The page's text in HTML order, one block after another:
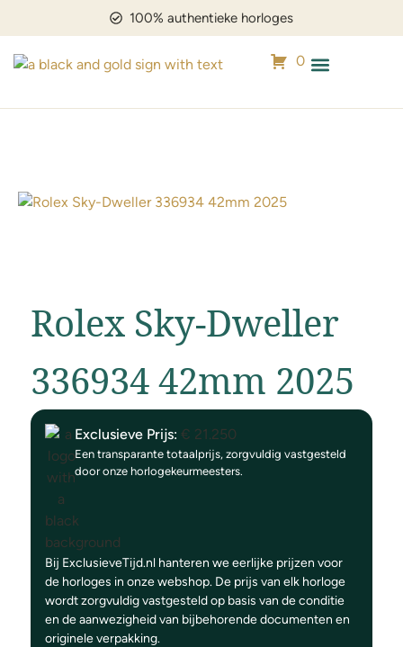
100% authentieke horloges
0
Rolex Sky-Dweller
336934 42mm 2025
Exclusieve Prijs: € 21.250
Een transparante totaalprijs, zorgvuldig vastgesteld
door onze horlogekeurmeesters.
Bij ExclusieveTijd.nl hanteren we eerlijke prijzen voor
de horloges in onze webshop. De prijs van elk horloge
wordt zorgvuldig vastgesteld op basis van de conditie
en de aanwezigheid van bijbehorende documenten en
originele verpakking.